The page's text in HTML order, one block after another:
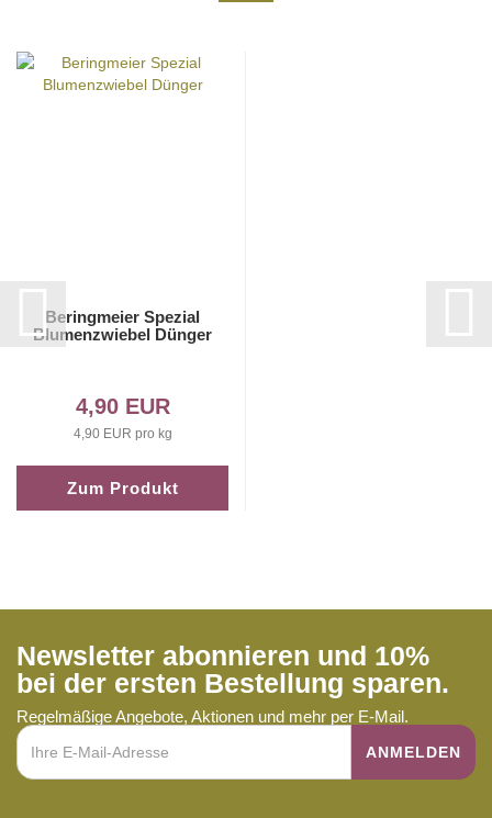
Beringmeier Spezial
Blumenzwiebel Dünger
4,90 EUR
4,90 EUR pro kg
Zum Produkt
Newsletter abonnieren und 10%
bei der ersten Bestellung sparen.
Regelmäßige Angebote, Aktionen und mehr per E-Mail.